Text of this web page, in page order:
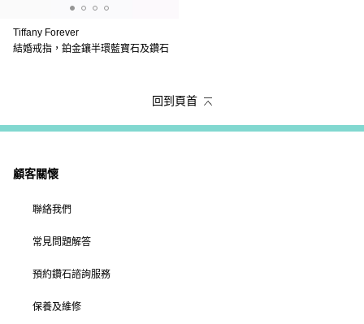
Tiffany Forever
結婚戒指，鉑金鑲半環藍寶石及鑽石
回到頁首
顧客關懷
聯絡我們
常見問題解答
預約鑽石諮詢服務
保養及維修